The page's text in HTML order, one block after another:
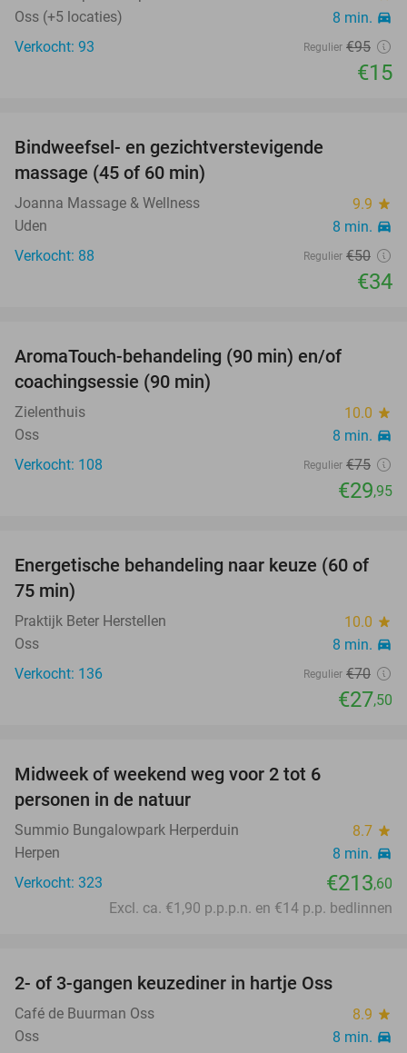
Oss (+5 locaties) 8 min. directions_car
Verkocht: 93 Regulier €95
€15
Bindweefsel- en gezichtverstevigende
massage (45 of 60 min)
Joanna Massage & Wellness 9.9 star
Uden 8 min. directions_car
Verkocht: 88 Regulier €50
€34
AromaTouch-behandeling (90 min) en/of
coachingsessie (90 min)
Zielenthuis 10.0 star
Oss 8 min. directions_car
Verkocht: 108 Regulier €75
€29,95
61%
Energetische behandeling naar keuze (60 of
75 min)
Praktijk Beter Herstellen 10.0 star
Oss 8 min. directions_car
Verkocht: 136 Regulier €70
€27,50
Midweek of weekend weg voor 2 tot 6
personen in de natuur
Summio Bungalowpark Herperduin 8.7 star
Herpen 8 min. directions_car
Verkocht: 323 €213,60
Excl. ca. €1,90 p.p.p.n. en €14 p.p. bedlinnen
2- of 3-gangen keuzediner in hartje Oss
Café de Buurman Oss 8.9 star
Oss 8 min. directions_car